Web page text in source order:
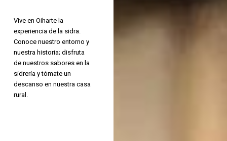
Vive en Oiharte la
experiencia de la sidra.
Conoce nuestro entorno y
nuestra historia; disfruta
de nuestros sabores en la
sidrería y tómate un
descanso en nuestra casa
rural.